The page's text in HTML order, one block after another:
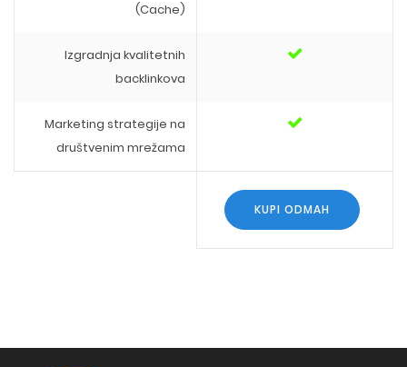
(Cache)
Izgradnja kvalitetnih
backlinkova
Marketing strategije na
društvenim mrežama
KUPI ODMAH